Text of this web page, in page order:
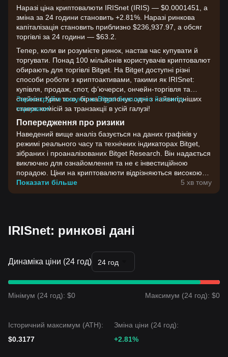
Наразі ціна криптовалюти IRISnet (IRIS) — $0.0001451, а
зміна за 24 години становить +2.81%. Наразі ринкова
капіталізація становить приблизно $236,937.97, а обсяг
торгівлі за 24 години — $63.2.
Тепер, коли ви розумієте ринок, настав час купувати й
торгувати. Понад 100 мільйонів користувачів криптовалют
обирають для торгівлі Bitget. На Bitget доступні різні
способи роботи з криптоактивами, такими як IRISnet:
купівля, продаж, спот, ф’ючерси, ончейн-торгівля та
стейкінг. Крім того, біржа пропонує одні з найвигідніших
ставок комісій за транзакції в усій галузі!
Зареєструйте акаунт на Bitget безплатно й почніть
торгувати!
Попередження про ризики
Наведений вище аналіз базується на даних графіків у
режимі реального часу та технічних індикаторах Bitget,
зібраних і проаналізованих Bitget Research. Він надається
виключно для ознайомлення та не є інвестиційною
порадою. Ціни на криптовалюти відрізняються високою
волатильністю. Приймайте інвестиційні рішення,
враховуючи власну готовність до ризику.
Показати більше 5 хв тому
IRISnet: ринкові дані
Динаміка ціни (24 год) 24 год
Мінімум (24 год): $0 Максимум (24 год): $0
Історичний максимум (ATH):
$0.3177
Зміна ціни (24 год):
+2.81%